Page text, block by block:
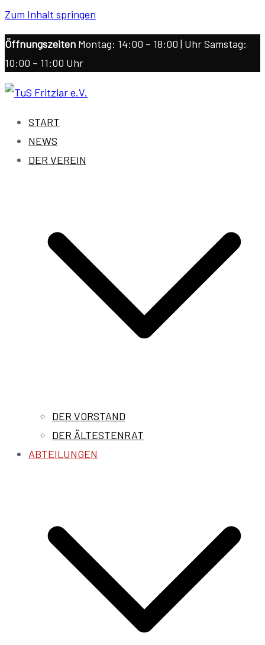
Zum Inhalt springen
Öffnungszeiten Montag: 14:00 – 18:00 | Uhr Samstag:
10:00 – 11:00 Uhr
TuS Fritzlar e.V.
1862/1911 Fritzlar e.V.
START
NEWS
DER VEREIN
DER VORSTAND
DER ÄLTESTENRAT
ABTEILUNGEN